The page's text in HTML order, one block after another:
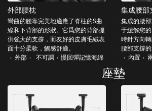
外部腰枕
彎曲的腰靠完美地適應了脊柱的S曲
線和下背部的形狀。它爲您的背部提
供強大的支撐，而友好的皮膚毛絨表
面十分柔軟，觸感舒適。
外部
不可調 慢回彈記憶海綿
集成腰部
集成的腰
于緩解您
時針方向
腰部支撐的
內置
座墊